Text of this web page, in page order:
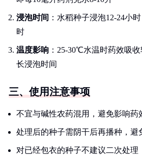
浸泡时间 ：水稻种子浸泡12-24小
时
温度影响 ：25-30℃水温时药效吸
长浸泡时间
三、使用注意事项
不宜与碱性农药混用，避免影响药
处理后的种子需阴干后再播种，避
对已经包衣的种子不建议二次处理